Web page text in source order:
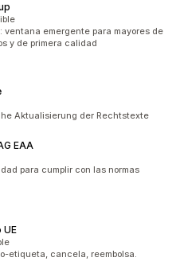
emergente para mayores de
y de primera calidad
Aktualisierung der Rechtstexte
EAA
para cumplir con las normas
UE
etiqueta, cancela, reembolsa.